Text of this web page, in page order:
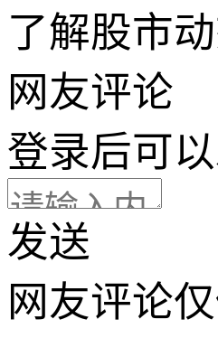
了解股市
网友评论
登录后可
发送
网友评论